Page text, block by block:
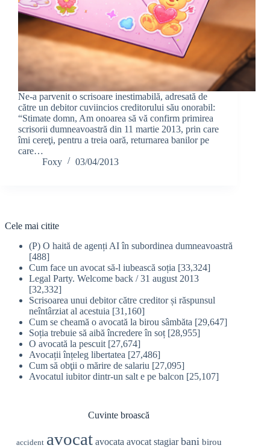
Ne-a parvenit o scrisoare inestimabilă, adresată de
către un debitor cuviincios creditorului său onorabil:
“Stimate domn, Am onoarea să vă confirm primirea
scrisorii dumneavoastră din 11 martie 2013, prin care
îmi cereţi, pentru a treia oară, returnarea banilor pe
care…
Foxy
03/04/2013
Cele mai citite
(P) O haită de agenți AI în subordinea dumneavoastră
[488]
Cum face un avocat să-l iubească soția [33,324]
Legal Party. Welcome back / 31 august 2013
[32,332]
Scrisoarea unui debitor către creditor și răspunsul
neîntârziat al acestuia [31,160]
Cum se cheamă o avocată la birou sâmbăta [29,647]
Soția trebuie să aibă încredere în soț [28,955]
O avocată la pescuit [27,674]
Avocații înțeleg libertatea [27,486]
Cum să obţii o mărire de salariu [27,095]
Avocatul iubitor dintr-un salt e pe balcon [25,107]
Cuvinte broască
accident avocat avocata avocat stagiar bani birou